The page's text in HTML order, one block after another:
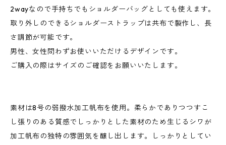
2wayなので手持ちでもショルダーバッグとしても使えます。
取り外しのできるショルダーストラップは共布で製作し、長
さ調節が可能です。
男性、女性問わずお使いいただけるデザインです。
ご購入の際はサイズのご確認をお願いいたします。
素材は8号の弱撥水加工帆布を使用。柔らかでありつつすこ
し張りのある質感でしっかりとした素材のため生じるシワが
加工帆布の独特の雰囲気を醸し出します。しっかりとしてい